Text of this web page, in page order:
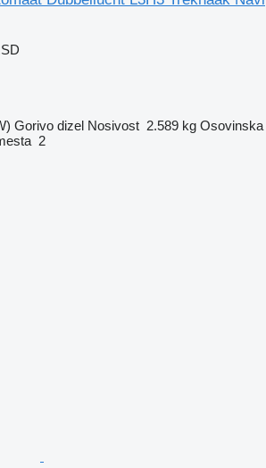
Gorivo dizel Nosivost 2.589 kg Osovinska
2